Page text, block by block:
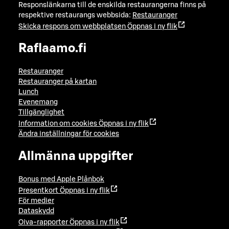
Responslänkarna till de enskilda restaurangerna finns på
respektive restaurangs webbsida: Restauranger
Skicka respons om webbplatsen Öppnas i ny flik
Raflaamo.fi
Restauranger
Restauranger på kartan
Lunch
Evenemang
Tillgänglighet
Information om cookies Öppnas i ny flik
Ändra inställningar för cookies
Allmänna uppgifter
Bonus med Apple Plånbok
Presentkort Öppnas i ny flik
För medier
Dataskydd
Oiva-rapporter Öppnas i ny flik